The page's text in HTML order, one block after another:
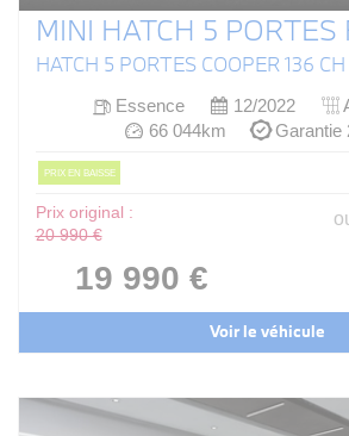
MINI HATCH 5 PORTES
Essence 12/2022
66 044km
Garantie
PRIX EN BAISSE
Prix original :
20 990 €
19 990 €
Voir le véhicule